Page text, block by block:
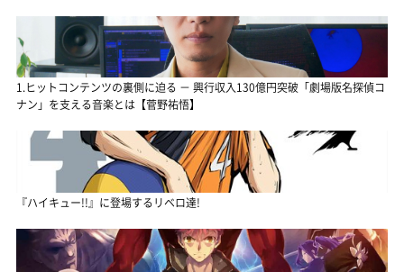
1.ヒットコンテンツの裏側に迫る － 興行収入130億円突破「劇場版名探偵コ
ナン」を支える音楽とは【菅野祐悟】
『ハイキュー!!』に登場するリベロ達!